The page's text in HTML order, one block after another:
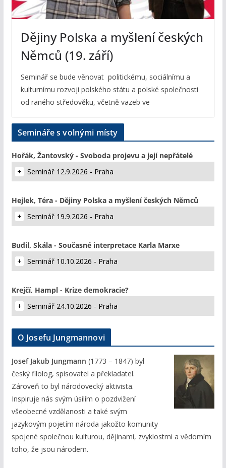
Dějiny Polska a myšlení českých
Němců (19. září)
Seminář se bude věnovat politickému, sociálnímu a
kulturnímu rozvoji polského státu a polské společnosti
od raného středověku, včetně vazeb ve
Semináře s volnými místy
Hořák, Žantovský - Svoboda projevu a její nepřátelé
Seminář 12.9.2026 - Praha
Hejlek, Téra - Dějiny Polska a myšlení českých Němců
Seminář 19.9.2026 - Praha
Budil, Skála - Současné interpretace Karla Marxe
Seminář 10.10.2026 - Praha
Krejčí, Hampl - Krize demokracie?
Seminář 24.10.2026 - Praha
O Josefu Jungmannovi
Josef Jakub Jungmann (1773 – 1847) byl
český filolog, spisovatel a překladatel.
Zároveň to byl národovecký aktivista.
Inspiruje nás svým úsilím o pozdvižení
všeobecné vzdělanosti a také svým
jazykovým pojetím národa jakožto komunity
spojené společnou kulturou, dějinami, zvyklostmi a vědomím
toho, že jsou národem.